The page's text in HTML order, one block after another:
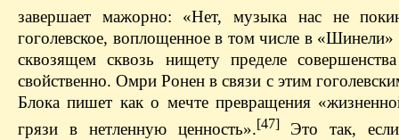
завершает мажорно: «Нет, музыка нас не
гоголевское, воплощенное в том числе в «Шинели»
сквозящем сквозь нищету пределе
свойственно. Омри Ронен в связи с этим
Блока пишет как о мечте превращения
грязи в нетленную ценность».[47]Это так, если